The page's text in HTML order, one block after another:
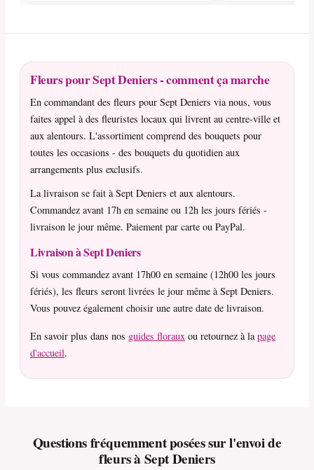
Fleurs pour Sept Deniers - comment ça marche
En commandant des fleurs pour Sept Deniers via nous, vous
faites appel à des fleuristes locaux qui livrent au centre-ville et
aux alentours. L'assortiment comprend des bouquets pour
toutes les occasions - des bouquets du quotidien aux
arrangements plus exclusifs.
La livraison se fait à Sept Deniers et aux alentours.
Commandez avant 17h en semaine ou 12h les jours fériés -
livraison le jour même. Paiement par carte ou PayPal.
Livraison à Sept Deniers
Si vous commandez avant 17h00 en semaine (12h00 les jours
fériés), les fleurs seront livrées le jour même à Sept Deniers.
Vous pouvez également choisir une autre date de livraison.
En savoir plus dans nos guides floraux ou retournez à lapage
d'accueil.
Questions fréquemment posées sur l'envoi de
fleurs à Sept Deniers